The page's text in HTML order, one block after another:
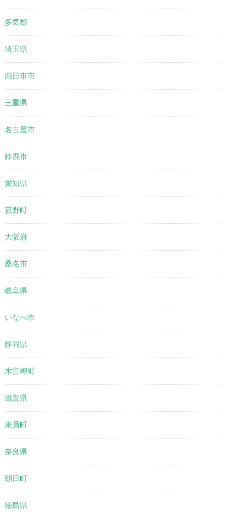
多気郡
埼玉県
四日市市
三重県
名古屋市
鈴鹿市
愛知県
菰野町
大阪府
桑名市
岐阜県
いなべ市
静岡県
木曽岬町
滋賀県
東員町
奈良県
朝日町
徳島県